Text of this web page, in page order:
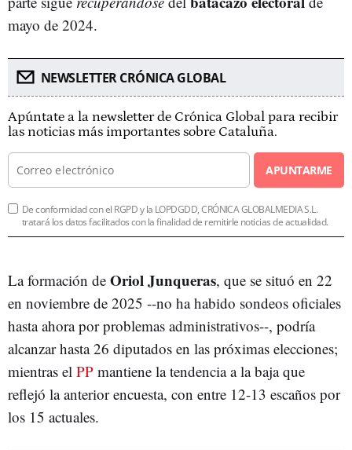
mayo de 2024.
NEWSLETTER CRÓNICA GLOBAL
Apúntate a la newsletter de Crónica Global para recibir
las noticias más importantes sobre Cataluña.
APUNTARME
De conformidad con el RGPD y la LOPDGDD, CRÓNICA GLOBALMEDIA S.L.
tratará los datos facilitados con la finalidad de remitirle noticias de actualidad.
La formación de Oriol Junqueras, que se situó en 22
en noviembre de 2025 --no ha habido sondeos oficiales
hasta ahora por problemas administrativos--, podría
alcanzar hasta 26 diputados en las próximas elecciones;
mientras el PP mantiene la tendencia a la baja que
reflejó la anterior encuesta, con entre 12-13 escaños por
los 15 actuales.